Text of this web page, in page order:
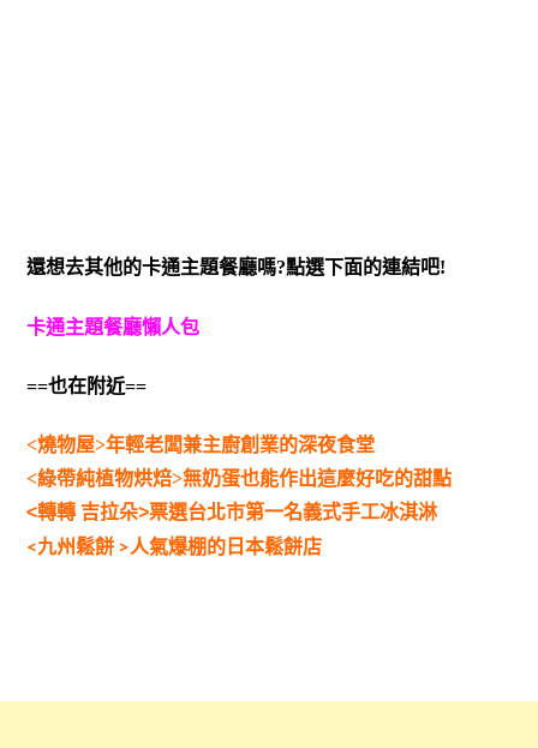
還想去其他的卡通主題餐廳嗎?點選下面的連結吧!
卡通主題餐廳懶人包
==也在附近==
<燒物屋>年輕老闆兼主廚創業的深夜食堂
<綠帶純植物烘焙>無奶蛋也能作出這麼好吃的甜點
<轉轉 吉拉朵>票選台北市第一名義式手工冰淇淋
<九州鬆餅 >人氣爆棚的日本鬆餅店